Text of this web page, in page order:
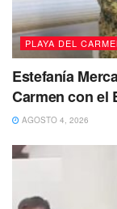
PLAYA DEL
Estefanía
Carmen con el
AGOSTO 4, 2026